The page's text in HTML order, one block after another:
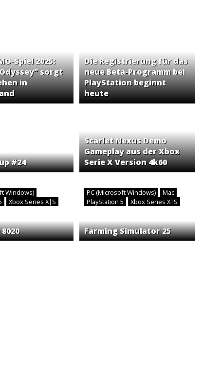
Spiel 2025:
sorgt
in
Die Registrierung für das
neue Beta-Programm bei
PlayStation beginnt
heute
#24
Scarlet Nexus Demo
Gameplay aus der Xbox
Serie X Version 4k60
Windows)
Xbox Series X|S
PC (Microsoft Windows)
Mac
PlayStation 5
Xbox Series X|S
Farming Simulator 25